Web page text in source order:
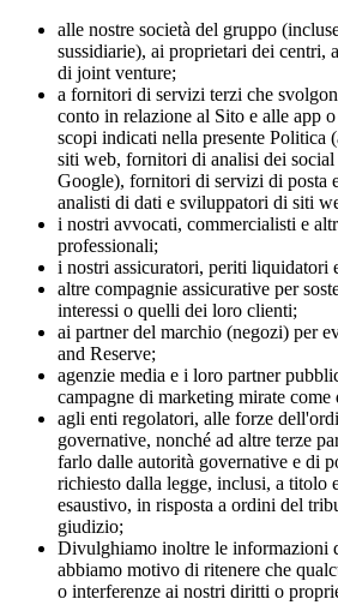
alle nostre società del gruppo
sussidiarie), ai proprietari dei centri,
di joint venture;
a fornitori di servizi terzi che
conto in relazione al Sito e alle app
scopi indicati nella presente Politica
siti web, fornitori di analisi dei social
Google), fornitori di servizi di posta
analisti di dati e sviluppatori di siti
i nostri avvocati, commercialisti e
professionali;
i nostri assicuratori, periti liquidatori
altre compagnie assicurative per
interessi o quelli dei loro clienti;
ai partner del marchio (negozi) per
and Reserve;
agenzie media e i loro partner
campagne di marketing mirate come
agli enti regolatori, alle forze
governative, nonché ad altre terze
farlo dalle autorità governative e di
richiesto dalla legge, inclusi, a titolo
esaustivo, in risposta a ordini del
giudizio;
Divulghiamo inoltre le informazioni
abbiamo motivo di ritenere che
o interferenze ai nostri diritti o